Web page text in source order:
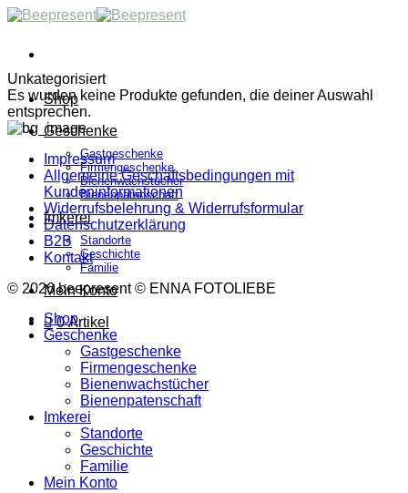
Skip
Shop
Geschenke
Gastgeschenke
Firmengeschenke
Bienenwachstücher
Bienenpatenschaft
Imkerei
Standorte
Geschichte
Familie
Mein Konto
0 Artikel
Unkategorisiert
Es wurden keine Produkte gefunden, die deiner Auswahl
entsprechen.
Impressum
Allgemeine Geschäftsbedingungen mit
Kundeninformationen
Widerrufsbelehrung & Widerrufsformular
Datenschutzerklärung
B2B
Kontakt
© 2026 beepresent © ENNA FOTOLIEBE
Shop
Geschenke
Gastgeschenke
Firmengeschenke
Bienenwachstücher
Bienenpatenschaft
Imkerei
Standorte
Geschichte
Familie
Mein Konto